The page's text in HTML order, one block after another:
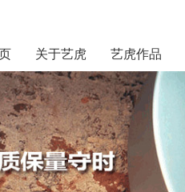
关于艺虎 艺虎作品